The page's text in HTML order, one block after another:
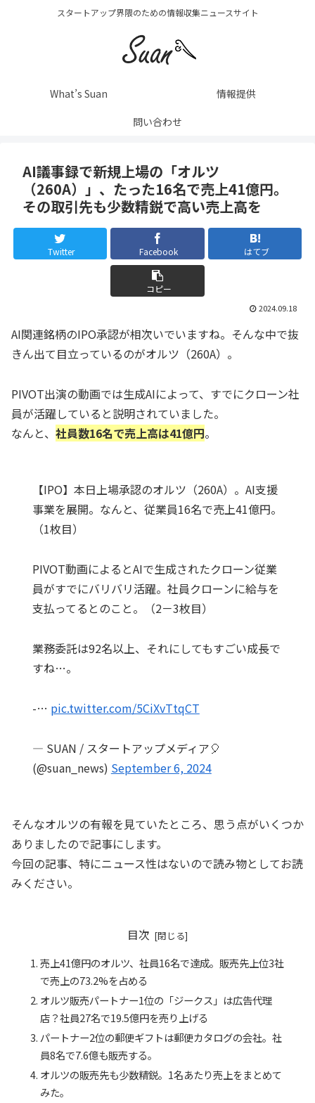
スタートアップ界隈のための情報収集ニュースサイト
What’s Suan
情報提供
問い合わせ
AI議事録で新規上場の「オルツ
（260A）」、たった16名で売上41億円。
その取引先も少数精鋭で高い売上高を
Twitter Facebook はてブ
コピー
2024.09.18
AI関連銘柄のIPO承認が相次いでいますね。そんな中で抜
きん出て目立っているのがオルツ（260A）。
PIVOT出演の動画では生成AIによって、すでにクローン社
員が活躍していると説明されていました。
なんと、 社員数16名で売上高は41億円。
【IPO】本日上場承認のオルツ（260A）。AI支援
事業を展開。なんと、従業員16名で売上41億円。
（1枚目）
PIVOT動画によるとAIで生成されたクローン従業
員がすでにバリバリ活躍。社員クローンに給与を
支払ってるとのこと。（2－3枚目）
業務委託は92名以上、それにしてもすごい成長で
すね…。
-… pic.twitter.com/5CiXvTtqCT
— SUAN / スタートアップメディア🎈
(@suan_news) September 6, 2024
そんなオルツの有報を見ていたところ、思う点がいくつか
ありましたので記事にします。
今回の記事、特にニュース性はないので読み物としてお読
みください。
目次
売上41億円のオルツ、社員16名で達成。販売先上位3社
で売上の73.2%を占める
オルツ販売パートナー1位の「ジークス」は広告代理
店？社員27名で19.5億円を売り上げる
パートナー2位の郵便ギフトは郵便カタログの会社。社
員8名で7.6億も販売する。
オルツの販売先も少数精鋭。1名あたり売上をまとめて
みた。